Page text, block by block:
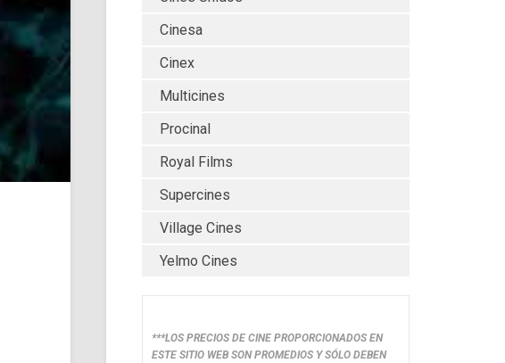
Cinesa
Cinex
Multicines
Procinal
Royal Films
Supercines
Village Cines
Yelmo Cines
***LOS PRECIOS DE CINE PROPORCIONADOS EN
ESTE SITIO WEB SON PROMEDIOS Y SÓLO DEBEN